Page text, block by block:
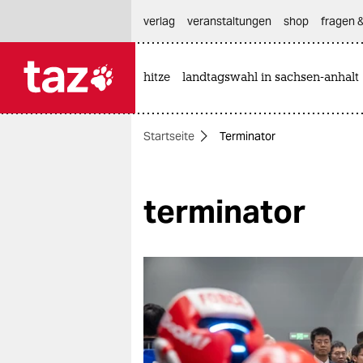
themen
öko
gesellschaft
kultur
sport
verlag
veranstaltungen shop fragen
hitze landtagswahl in sachsen-anhalt
Startseite Terminator
terminator